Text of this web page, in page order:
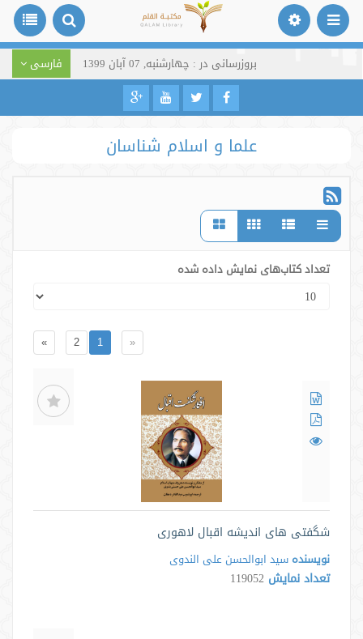
بروزرسانی در : چهارشنبه, 07 آبان 1399 فارسی
علما و اسلام شناسان
تعداد کتاب‌های نمایش داده شده
«
1
2
»
شگفتی های اندیشه اقبال لاهوری
نویسنده سید ابوالحسن علی الندوی
تعداد نمایش 119052